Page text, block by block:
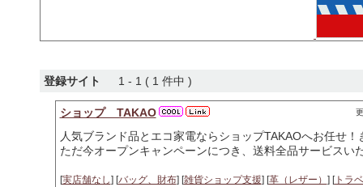
登録サイト 1 - 1 ( 1 件中 )
ショップ TAKAO
人気ブランド品とエコ家電ならショップTAKAOへお任せ
ただ今オープンキャンペーンにつき、送料全品サービスい
[実店舗なし] [バッグ、財布] [雑貨ショップ支援] [革（レザー） ] [トラ